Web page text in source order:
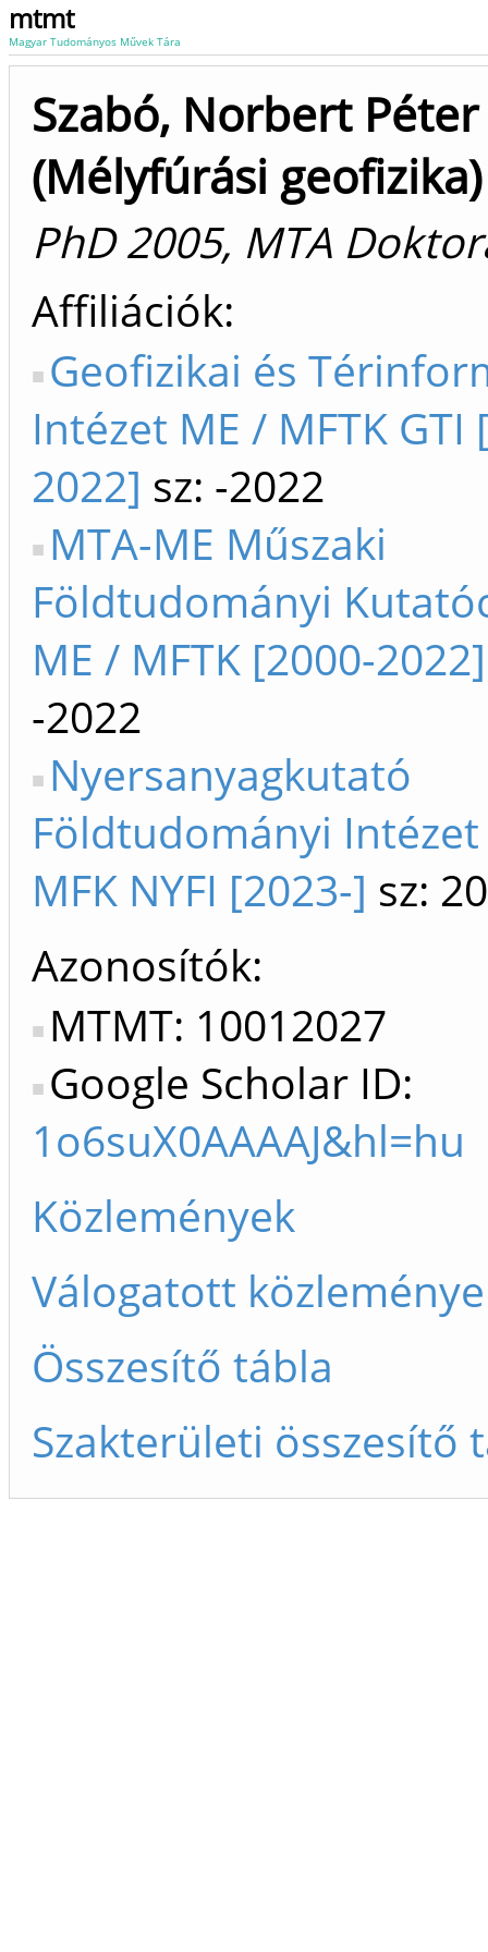
mtmt
Magyar Tudományos Művek Tára
Szabó, Norbert Péter
(Mélyfúrási geofizika)
PhD 2005, MTA
Affiliációk
Geofizikai és
Intézet ME / MFTK GTI
2022] sz: -2022
MTA-ME Műszaki
Földtudományi
ME / MFTK [2000-2022]
-2022
Nyersanyagkutató
Földtudományi Intézet
MFK NYFI [2023-] sz:
Azonosítók
MTMT: 10012027
Google Scholar ID:
1o6suX0AAAAJ&hl=hu
Közlemények
Válogatott
Összesítő tábla
Szakterületi összesítő